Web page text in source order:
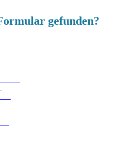
gefunden?